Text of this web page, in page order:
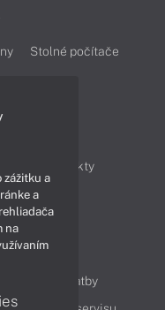
Stolné počítače
Produkty
a platby
zážitku a
a
na